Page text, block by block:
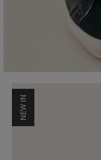
NEW IN